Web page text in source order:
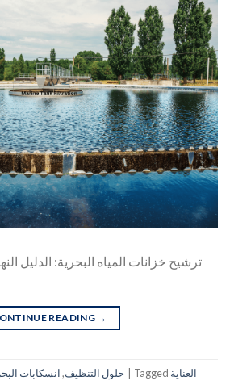
ترشيح خزانات المياه البحرية: الدليل
READING →
حلول التنظيف,انسكابات البحر Tagged العناية